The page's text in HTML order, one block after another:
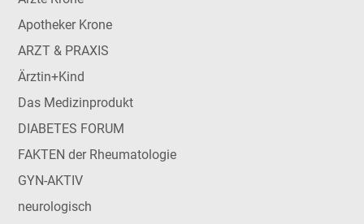
Apotheker Krone
ARZT & PRAXIS
Ärztin+Kind
Das Medizinprodukt
DIABETES FORUM
FAKTEN der Rheumatologie
GYN-AKTIV
neurologisch